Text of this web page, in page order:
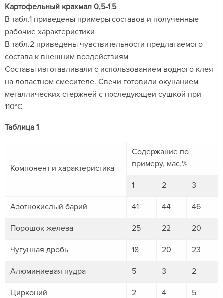
Картофельный крахмал 0,5-1,5
В табл.1 приведены примеры составов и полученные
рабочие характеристики
В табл.2 приведены чувствительности предлагаемого
состава к внешним воздействиям
Составы изготавливали с использованием водного клея
на лопастном смесителе. Свечи готовили окунанием
металлических стержней с последующей сушкой при
110°С
Таблица 1
Компонент и характеристика
Содержание по
примеру, мас.%
1 2 3
Азотнокислый барий 41 44 46
Порошок железа 25 22 20
Чугунная дробь 18 20 23
Алюминиевая пудра 5 3 2
Цирконий 2 4 5